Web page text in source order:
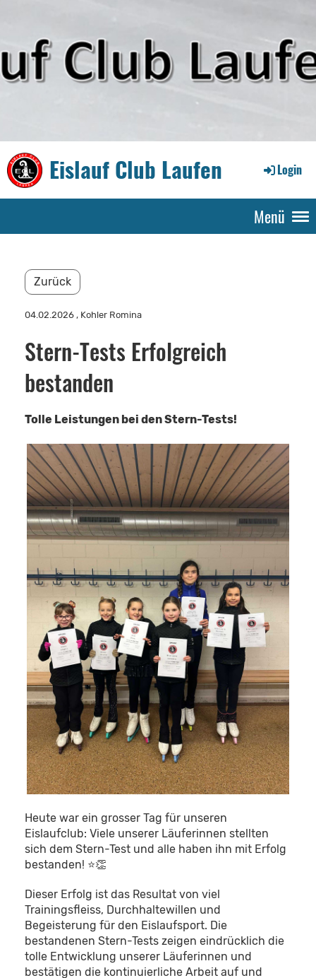
Eislauf Club Laufen Login
Menü
Zurück
04.02.2026 , Kohler Romina
Stern-Tests Erfolgreich
bestanden
Tolle Leistungen bei den Stern-Tests!
Heute war ein grosser Tag für unseren
Eislaufclub: Viele unserer Läuferinnen stellten
sich dem Stern-Test und alle haben ihn mit Erfolg
bestanden! ⭐👏
Dieser Erfolg ist das Resultat von viel
Trainingsfleiss, Durchhaltewillen und
Begeisterung für den Eislaufsport. Die
bestandenen Stern-Tests zeigen eindrücklich die
tolle Entwicklung unserer Läuferinnen und
bestätigen die kontinuierliche Arbeit auf und